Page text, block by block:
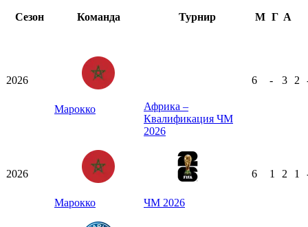
Сезон
Команда Турнир М Г А
2026
Марокко
Африка –
Квалификация ЧМ
2026
6 - 3 2
2026
Марокко ЧМ 2026
6 1 2 1